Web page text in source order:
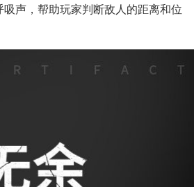
声，帮助玩家判断敌人的距离和位